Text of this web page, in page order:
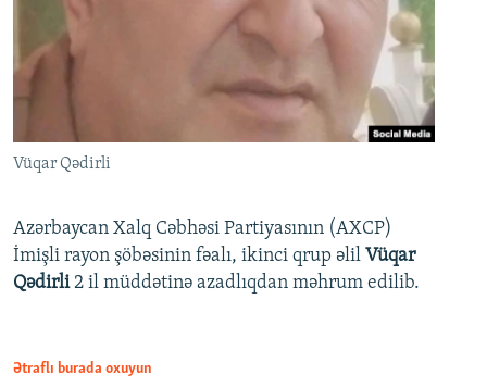
Vüqar Qədirli
Azərbaycan Xalq Cəbhəsi Partiyasının (AXCP)
İmişli rayon şöbəsinin fəalı, ikinci qrup əlil Vüqar
Qədirli2 il müddətinə azadlıqdan məhrum edilib.
Ətraflı burada oxuyun